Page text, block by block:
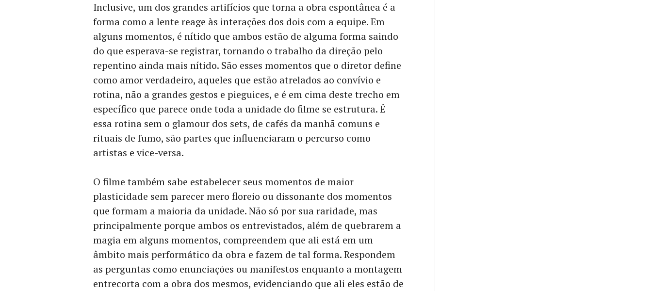
Inclusive, um dos grandes artifícios que torna a obra espontânea é a
forma como a lente reage às interações dos dois com a equipe. Em
alguns momentos, é nítido que ambos estão de alguma forma saindo
do que esperava-se registrar, tornando o trabalho da direção pelo
repentino ainda mais nítido. São esses momentos que o diretor define
como amor verdadeiro, aqueles que estão atrelados ao convívio e
rotina, não a grandes gestos e pieguices, e é em cima deste trecho em
específico que parece onde toda a unidade do filme se estrutura. É
essa rotina sem o glamour dos sets, de cafés da manhã comuns e
rituais de fumo, são partes que influenciaram o percurso como
artistas e vice-versa.
O filme também sabe estabelecer seus momentos de maior
plasticidade sem parecer mero floreio ou dissonante dos momentos
que formam a maioria da unidade. Não só por sua raridade, mas
principalmente porque ambos os entrevistados, além de quebrarem a
magia em alguns momentos, compreendem que ali está em um
âmbito mais performático da obra e fazem de tal forma. Respondem
as perguntas como enunciações ou manifestos enquanto a montagem
entrecorta com a obra dos mesmos, evidenciando que ali eles estão de